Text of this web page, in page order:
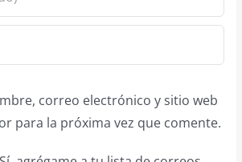
correo electrónico y sitio web
para la próxima vez que comente.